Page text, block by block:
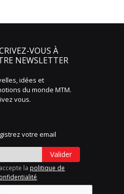
VOUS À
NEWSLETTER
idées et
du monde MTM.
vous.
votre email
Valider
la politique de